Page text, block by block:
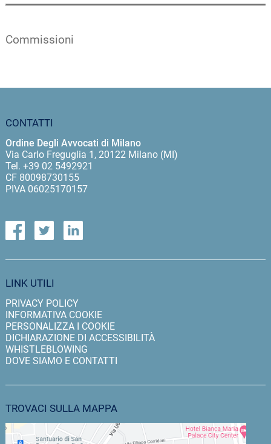
Commissioni
CONTATTI
Ordine Degli Avvocati di Milano
Via Carlo Freguglia 1, 20122 Milano (MI)
Tel. +39 02 5492921
CF 80098730155
PIVA 06025170157
LINK UTILI
PRIVACY POLICY
INFORMATIVA COOKIE
PERSONALIZZA I COOKIE
DICHIARAZIONE DI ACCESSIBILITÀ
WHISTLEBLOWING
DOVE SIAMO E CONTATTI
TROVACI SULLA MAPPA